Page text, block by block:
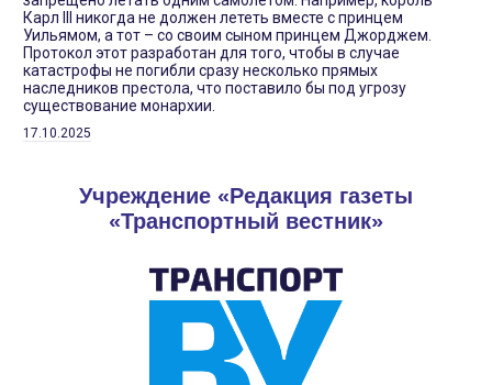
Карл III никогда не должен лететь вместе с принцем
Уильямом, а тот – со своим сыном принцем Джорджем.
Протокол этот разработан для того, чтобы в случае
катастрофы не погибли сразу несколько прямых
наследников престола, что поставило бы под угрозу
существование монархии.
17.10.2025
Учреждение «Редакция газеты
«Транспортный вестник»